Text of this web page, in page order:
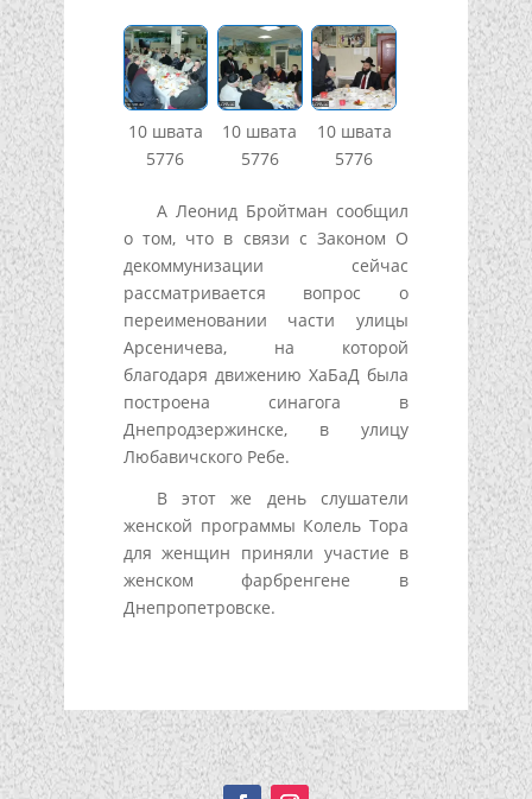
10 швата
5776
10 швата
5776
10 швата
5776
А Леонид Бройтман сообщил
о том, что в связи с Законом О
декоммунизации сейчас
рассматривается вопрос о
переименовании части улицы
Арсеничева, на которой
благодаря движению ХаБаД была
построена синагога в
Днепродзержинске, в улицу
Любавичского Ребе.
В этот же день слушатели
женской программы Колель Тора
для женщин приняли участие в
женском фарбренгене в
Днепропетровске.
Подписывайтесь!